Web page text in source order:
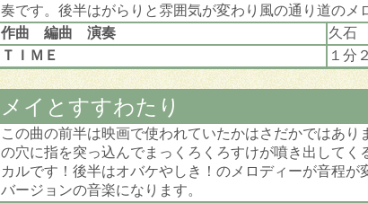
奏です。後半はがらりと雰囲気が変わり風の通り道のメ
作曲 編曲 演奏
久石
ＴＩＭＥ
１分
メイとすすわたり
この曲の前半は映画で使われていたかはさだかではあり
の穴に指を突っ込んでまっくろくろすけが噴き出してく
カルです！後半はオバケやしき！のメロディーが音程が
バージョンの音楽になります。